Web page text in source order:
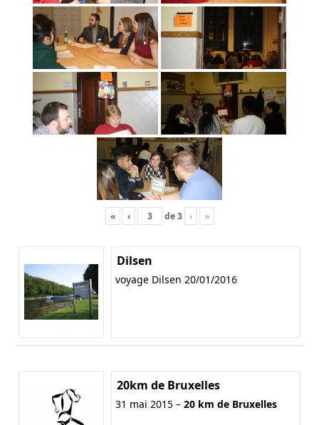
« ‹ de3 › »
Dilsen
voyage Dilsen 20/01/2016
20km de Bruxelles
31 mai 2015 – 20 km de Bruxelles